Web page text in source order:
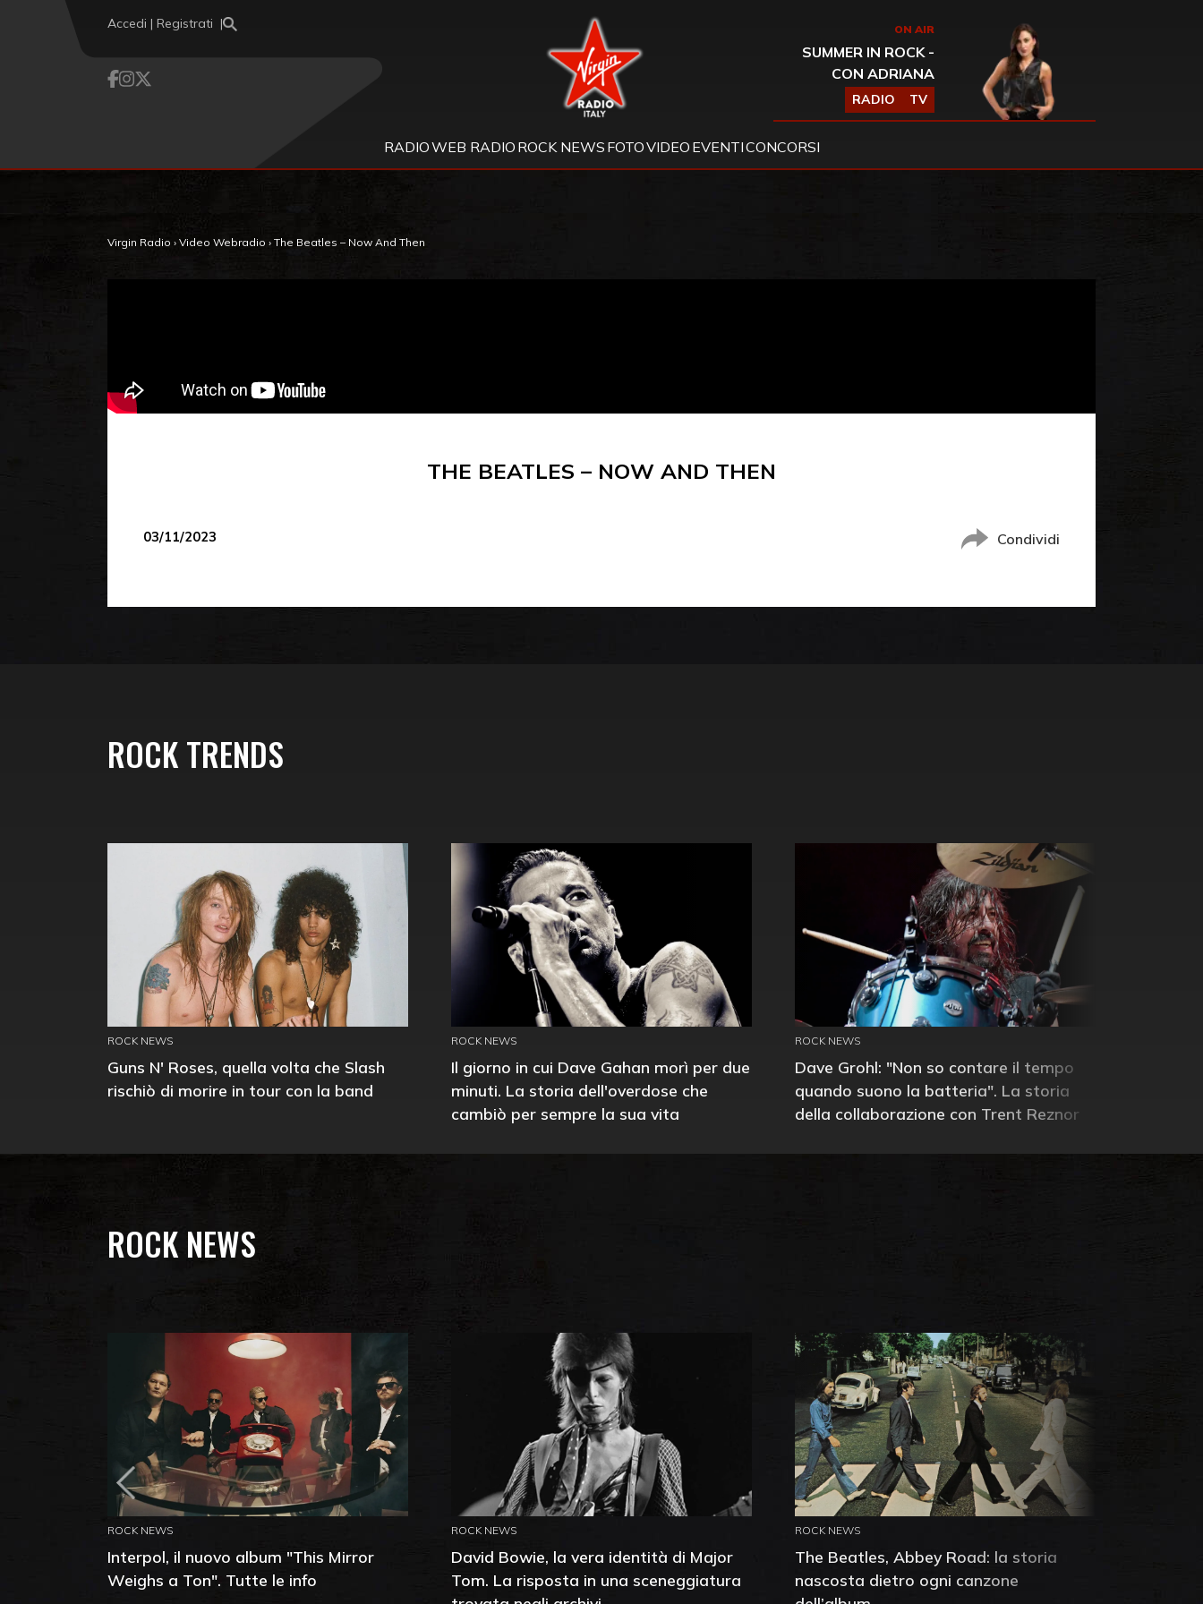
Accedi | Registrati Virgin Radio ON AIR
SUMMER IN ROCK -
CON ADRIANA
RADIO TV
RADIOWEB RADIO ROCK NEWS FOTOVIDEO EVENTICONCORSI
Virgin Radio › Video Webradio › The Beatles – Now And Then
THE BEATLES – NOW AND THEN
03/11/2023 Condividi
ROCK TRENDS
ROCK NEWS
Guns N' Roses, quella volta che Slash
rischiò di morire in tour con la band
ROCK NEWS
Il giorno in cui Dave Gahan morì per due
minuti. La storia dell'overdose che
cambiò per sempre la sua vita
ROCK NEWS
Dave Grohl: "Non so contare il tempo
quando suono la batteria". La storia
della collaborazione con Trent Reznor
ROCK NEWS
ROCK NEWS
Interpol, il nuovo album "This Mirror
Weighs a Ton". Tutte le info
ROCK NEWS
David Bowie, la vera identità di Major
Tom. La risposta in una sceneggiatura
ROCK NEWS
The Beatles, Abbey Road: la storia
nascosta dietro ogni canzone